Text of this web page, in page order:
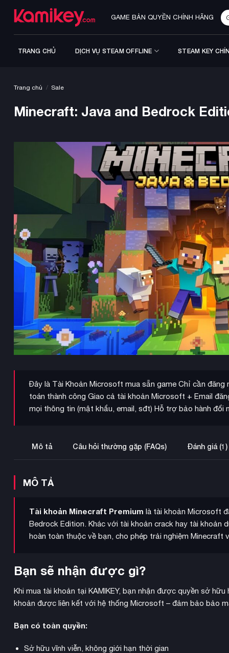
GAME BẢN QUYỀN CHÍNH HÃNG
Tìm
TRANG CHỦ DỊCH VỤ STEAM OFFLINE STEAM KEY
Trang chủ / Sale
Minecraft: Java and Bedrock
Đây là Tài Khoản Microsoft mua sẵn game Chỉ cần
toán thành công Giao cả tài khoản Microsoft + Email
mọi thông tin (mật khẩu, email, sđt) Hỗ trợ bảo hành đổi
Mô tả Câu hỏi thường gặp (FAQs) Đánh giá (1)
MÔ TẢ
Tài khoản Minecraft Premium là tài khoản Microsoft
Bedrock Edition. Khác với tài khoản crack hay tài khoản
hoàn toàn thuộc về bạn, cho phép trải nghiệm Minecraft
Bạn sẽ nhận được gì?
Khi mua tài khoản tại KAMIKEY, bạn nhận được quyền sở
khoản được liên kết với hệ thống Microsoft – đảm bảo bảo
Bạn có toàn quyền:
Sở hữu vĩnh viễn, không giới hạn thời gian